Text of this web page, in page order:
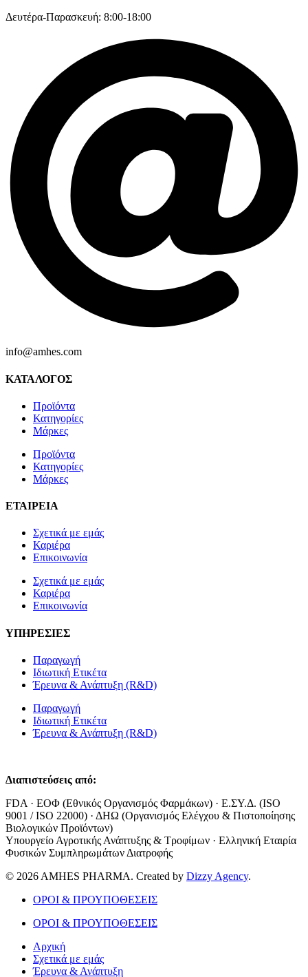
Δευτέρα-Παρασκευή: 8:00-18:00
info@amhes.com
ΚΑΤΑΛΟΓΟΣ
Προϊόντα
Κατηγορίες
Μάρκες
Προϊόντα
Κατηγορίες
Μάρκες
ΕΤΑΙΡΕΙΑ
Σχετικά με εμάς
Καριέρα
Επικοινωνία
Σχετικά με εμάς
Καριέρα
Επικοινωνία
ΥΠΗΡΕΣΙΕΣ
Παραγωγή
Ιδιωτική Ετικέτα
Έρευνα & Ανάπτυξη (R&D)
Παραγωγή
Ιδιωτική Ετικέτα
Έρευνα & Ανάπτυξη (R&D)
Διαπιστεύσεις από:
FDA · ΕΟΦ (Εθνικός Οργανισμός Φαρμάκων) · Ε.ΣΥ.Δ. (ISO
9001 / ISO 22000) · ΔΗΩ (Οργανισμός Ελέγχου & Πιστοποίησης
Βιολογικών Προϊόντων)
Υπουργείο Αγροτικής Ανάπτυξης & Τροφίμων · Ελληνική Εταιρία
Φυσικών Συμπληρωμάτων Διατροφής
© 2026 AMHES PHARMA. Created by Dizzy Agency.
ΟΡΟΙ & ΠΡΟΥΠΟΘΕΣΕΙΣ
ΟΡΟΙ & ΠΡΟΥΠΟΘΕΣΕΙΣ
Αρχική
Σχετικά με εμάς
Έρευνα & Ανάπτυξη